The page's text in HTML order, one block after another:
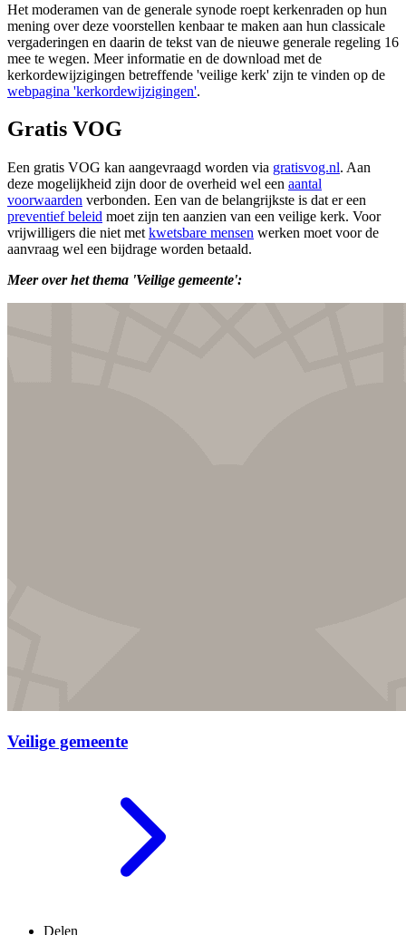
Het moderamen van de generale synode roept kerkenraden op hun
mening over deze voorstellen kenbaar te maken aan hun classicale
vergaderingen en daarin de tekst van de nieuwe generale regeling 16
mee te wegen. Meer informatie en de download met de
kerkordewijzigingen betreffende 'veilige kerk' zijn te vinden op de
webpagina 'kerkordewijzigingen'.
Gratis VOG
Een gratis VOG kan aangevraagd worden via gratisvog.nl. Aan
deze mogelijkheid zijn door de overheid wel een aantal
voorwaarden verbonden. Een van de belangrijkste is dat er een
preventief beleid moet zijn ten aanzien van een veilige kerk. Voor
vrijwilligers die niet met kwetsbare mensen werken moet voor de
aanvraag wel een bijdrage worden betaald.
Meer over het thema 'Veilige gemeente':
Veilige gemeente
Delen